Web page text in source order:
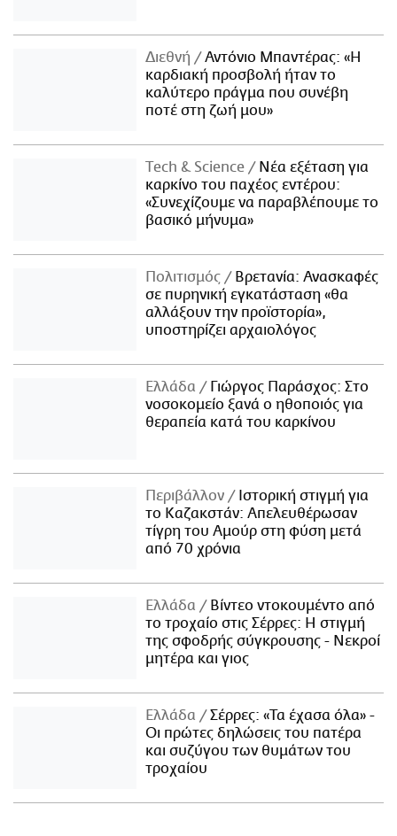
Διεθνή
Αντόνιο Μπαντέρας: «Η
καρδιακή προσβολή ήταν το
καλύτερο πράγμα που συνέβη
ποτέ στη ζωή μου»
Τech & Science
Νέα εξέταση για
καρκίνο του παχέος εντέρου:
«Συνεχίζουμε να παραβλέπουμε το
βασικό μήνυμα»
Πολιτισμός
Βρετανία: Ανασκαφές
σε πυρηνική εγκατάσταση «θα
αλλάξουν την προϊστορία»,
υποστηρίζει αρχαιολόγος
Ελλάδα
Γιώργος Παράσχος: Στο
νοσοκομείο ξανά ο ηθοποιός για
θεραπεία κατά του καρκίνου
Περιβάλλον
Ιστορική στιγμή για
το Καζακστάν: Απελευθέρωσαν
τίγρη του Αμούρ στη φύση μετά
από 70 χρόνια
Ελλάδα
Βίντεο ντοκουμέντο από
το τροχαίο στις Σέρρες: Η στιγμή
της σφοδρής σύγκρουσης - Νεκροί
μητέρα και γιος
Ελλάδα
Σέρρες: «Τα έχασα όλα» -
Οι πρώτες δηλώσεις του πατέρα
και συζύγου των θυμάτων του
τροχαίου